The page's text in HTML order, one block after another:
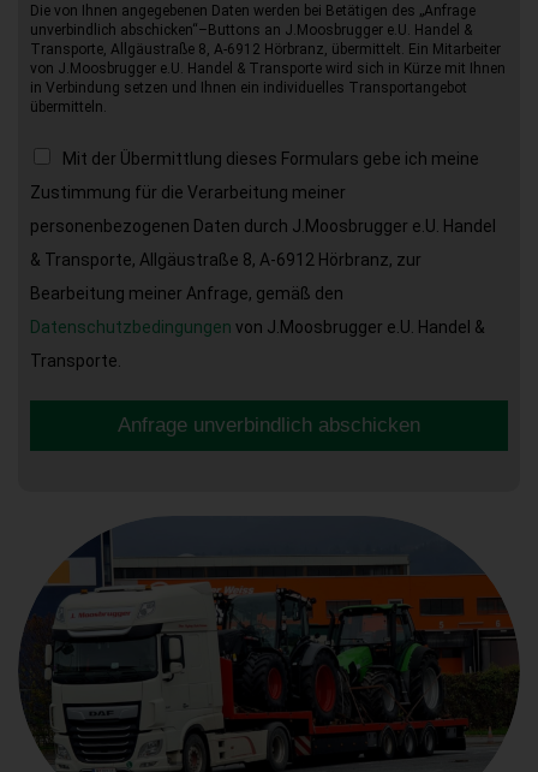
Die von Ihnen angegebenen Daten werden bei Betätigen des „Anfrage
unverbindlich abschicken“–Buttons an J.Moosbrugger e.U. Handel &
Transporte, Allgäustraße 8, A-6912 Hörbranz, übermittelt. Ein Mitarbeiter
von J.Moosbrugger e.U. Handel & Transporte wird sich in Kürze mit Ihnen
in Verbindung setzen und Ihnen ein individuelles Transportangebot
übermitteln.
Mit der Übermittlung dieses Formulars gebe ich meine
Zustimmung für die Verarbeitung meiner
personenbezogenen Daten durch J.Moosbrugger e.U. Handel
& Transporte, Allgäustraße 8, A-6912 Hörbranz, zur
Bearbeitung meiner Anfrage, gemäß den
Datenschutzbedingungen von J.Moosbrugger e.U. Handel &
Transporte.
Anfrage unverbindlich abschicken